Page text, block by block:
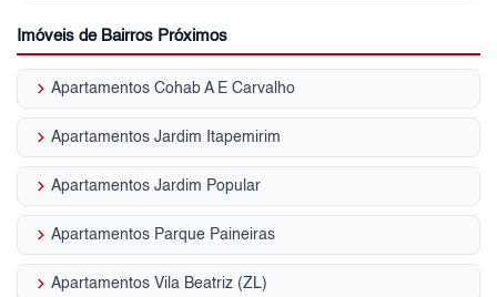
Imóveis de Bairros Próximos
keyboard_arrow_right Apartamentos Cohab A E Carvalho
keyboard_arrow_right Apartamentos Jardim Itapemirim
keyboard_arrow_right Apartamentos Jardim Popular
keyboard_arrow_right Apartamentos Parque Paineiras
keyboard_arrow_right Apartamentos Vila Beatriz (ZL)